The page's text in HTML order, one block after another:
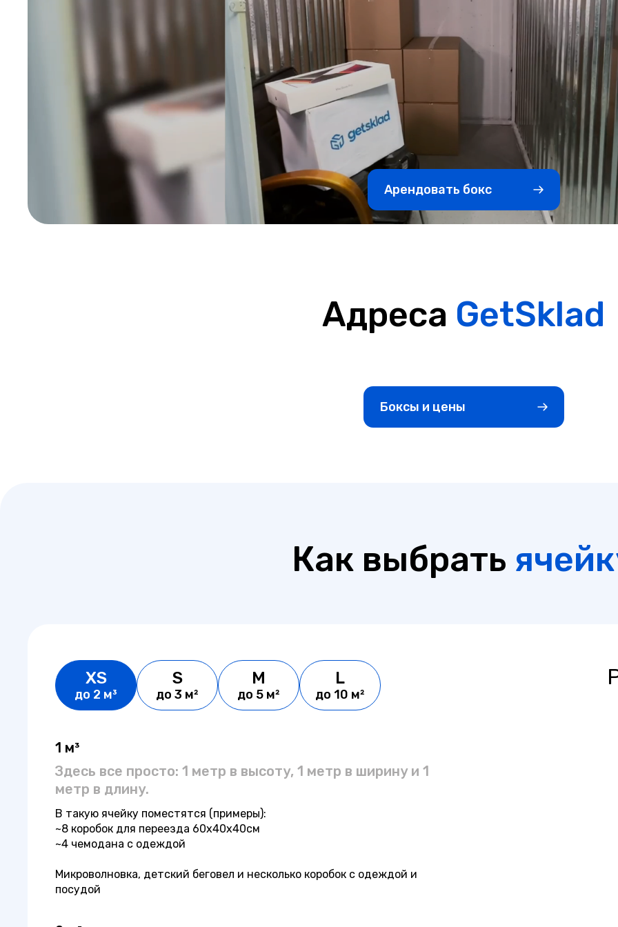
Арендовать бокс
Адреса GetSklad
Боксы и цены
Как выбрать
XS
до 2 м³
S
до 3 м²
M
до 5 м²
L
до 10 м²
1 м³
Здесь все просто: 1 метр в высоту, 1 метр в ширину и 1
метр в длину.
В такую ячейку поместятся (примеры):
~8 коробок для переезда 60x40x40см
~4 чемодана с одеждой
Микроволновка, детский беговел и несколько коробок с одеждой и
посудой